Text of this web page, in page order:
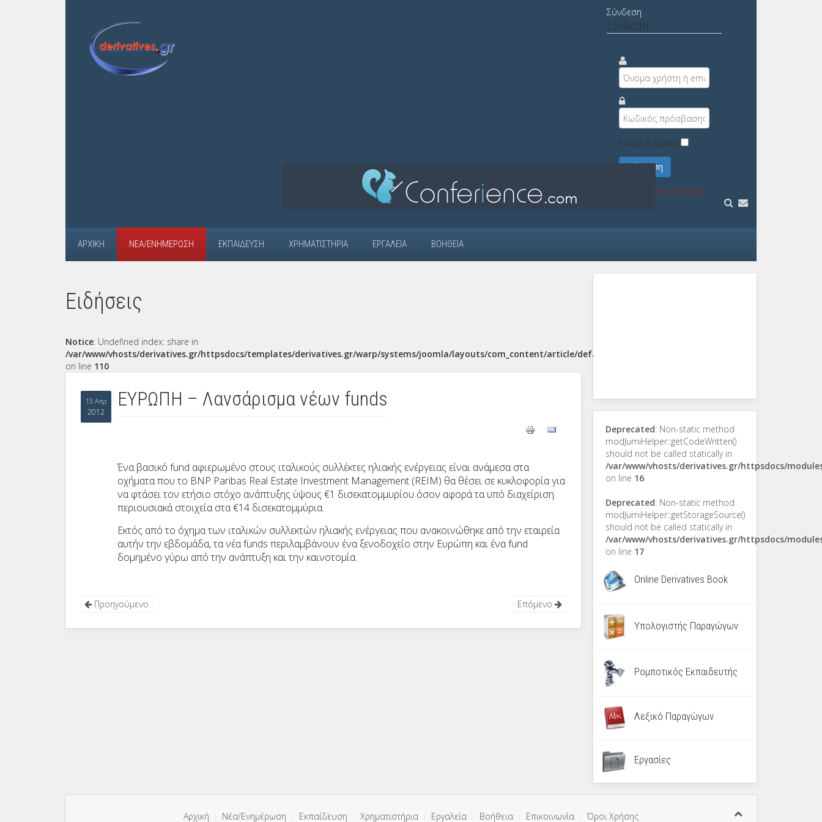
Σύνδεση
Σύνδεση
Να με θυμάσαι
Σύνδεση
Υπενθύμιση στοιχείων;
ΑΡΧΙΚΉ ΝΈΑ/ΕΝΗΜΈΡΩΣΗ ΕΚΠΑΊΔΕΥΣΗ ΧΡΗΜΑΤΙΣΤΉΡΙΑ ΕΡΓΑΛΕΊΑ ΒΟΉΘΕΙΑ
Ειδήσεις
Notice: Undefined index: share in
/var/www/vhosts/derivatives.gr/httpsdocs/templates/derivatives.gr/warp/systems/joomla/layouts/com_content/article/default.php
on line 110
13 Απρ
2012
ΕΥΡΩΠΗ – Λανσάρισμα νέων funds
Ένα βασικό fund αφιερωμένο στους ιταλικούς συλλέκτες ηλιακής ενέργειας είναι ανάμεσα στα
οχήματα που το BNP Paribas Real Estate Investment Management (REIM) θα θέσει σε κυκλοφορία για
να φτάσει τον ετήσιο στόχο ανάπτυξης ύψους €1 δισεκατομμυρίου όσον αφορά τα υπό διαχείριση
περιουσιακά στοιχεία στα €14 δισεκατομμύρια.
Εκτός από το όχημα των ιταλικών συλλεκτών ηλιακής ενέργειας που ανακοινώθηκε από την εταιρεία
αυτήν την εβδομάδα, τα νέαfunds περιλαμβάνουν ένα ξενοδοχείο στην Ευρώπη και έναfund
δομημένο γύρω από την ανάπτυξη και την καινοτομία.
Προηγούμενο Επόμενο
Deprecated: Non-static method
modJumiHelper::getCodeWritten()
should not be called statically in
/var/www/vhosts/derivatives.gr/httpsdocs/
on line 16
Deprecated: Non-static method
modJumiHelper::getStorageSource()
should not be called statically in
/var/www/vhosts/derivatives.gr/httpsdocs/
on line 17
Online Derivatives Book
Υπολογιστής Παραγώγων
Ρομποτικός Εκπαιδευτής
Λεξικό Παραγώγων
Εργασίες
Αρχική Νέα/Ενημέρωση Εκπαίδευση Χρηματιστήρια Εργαλεία Βοήθεια Επικοινωνία Όροι Χρήσης